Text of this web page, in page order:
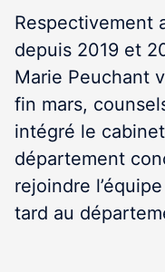
Respectivement
depuis 2019 et
Marie Peuchant
fin mars,
intégré le
département
rejoindre
tard au